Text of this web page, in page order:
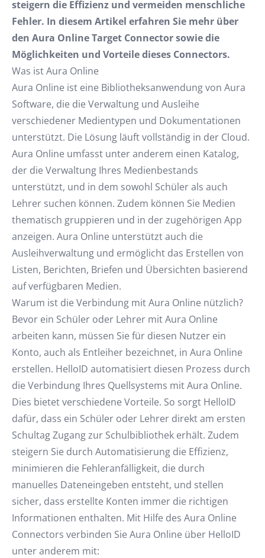
steigern die Effizienz und vermeiden menschliche
Fehler. In diesem Artikel erfahren Sie mehr über
den Aura Online Target Connector sowie die
Möglichkeiten und Vorteile dieses Connectors.
Was ist Aura Online
Aura Online ist eine Bibliotheksanwendung von Aura
Software, die die Verwaltung und Ausleihe
verschiedener Medientypen und Dokumentationen
unterstützt. Die Lösung läuft vollständig in der Cloud.
Aura Online umfasst unter anderem einen Katalog,
der die Verwaltung Ihres Medienbestands
unterstützt, und in dem sowohl Schüler als auch
Lehrer suchen können. Zudem können Sie Medien
thematisch gruppieren und in der zugehörigen App
anzeigen. Aura Online unterstützt auch die
Ausleihverwaltung und ermöglicht das Erstellen von
Listen, Berichten, Briefen und Übersichten basierend
auf verfügbaren Medien.
Warum ist die Verbindung mit Aura Online nützlich?
Bevor ein Schüler oder Lehrer mit Aura Online
arbeiten kann, müssen Sie für diesen Nutzer ein
Konto, auch als Entleiher bezeichnet, in Aura Online
erstellen. HelloID automatisiert diesen Prozess durch
die Verbindung Ihres Quellsystems mit Aura Online.
Dies bietet verschiedene Vorteile. So sorgt HelloID
dafür, dass ein Schüler oder Lehrer direkt am ersten
Schultag Zugang zur Schulbibliothek erhält. Zudem
steigern Sie durch Automatisierung die Effizienz,
minimieren die Fehleranfälligkeit, die durch
manuelles Dateneingeben entsteht, und stellen
sicher, dass erstellte Konten immer die richtigen
Informationen enthalten. Mit Hilfe des Aura Online
Connectors verbinden Sie Aura Online über HelloID
unter anderem mit: